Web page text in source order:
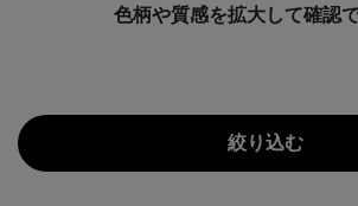
色柄や質感を拡大して確認
絞り込む